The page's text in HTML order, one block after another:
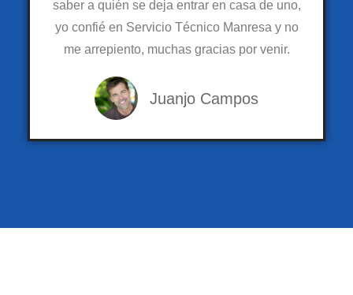
saber a quién se deja entrar en casa de uno,
yo confié en Servicio Técnico Manresa y no
me arrepiento, muchas gracias por venir.
Juanjo Campos